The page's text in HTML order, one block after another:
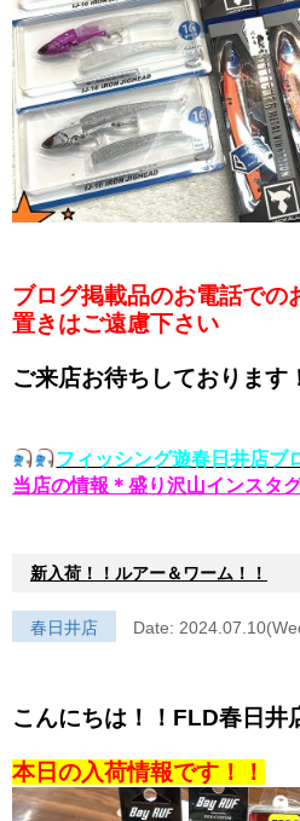
ブログ掲載品のお電話での
置きはご遠慮下さい
ご来店お待ちしております
フィッシング遊春日井店ブ
当店の情報＊盛り沢山インスタ
新入荷！！ルアー＆ワーム！！
春日井店 Date:
こんにちは！！FLD春日井
本日の入荷情報です！！